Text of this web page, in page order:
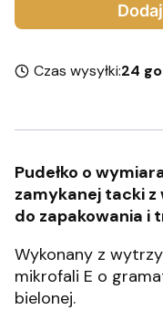
Czas wysyłki:24
Pudełko o
zamykanej tacki z
do zapakowania i
Wykonany z
mikrofali E o
bielonej.